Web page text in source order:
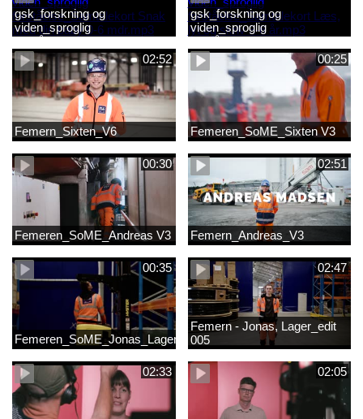
gsk_forskning og
viden_sproglig
forståelse_Samtalekort Snak
med din baby 0-6 mdr.mp3
gsk_forskning og
viden_sproglig
forståelse_Samtalekort Læs,
lyt og skriv 3-6 år.mp3
02:52
Femern_Sixten_V6
00:25
Femeren_SoME_Sixten V3
00:30
Femeren_SoME_Andreas V3
02:51
Femern_Andreas_V3
00:35
Femeren_SoME_Jonas_Lager
02:47
Femern - Jonas, Lager_edit
005
02:33 02:05